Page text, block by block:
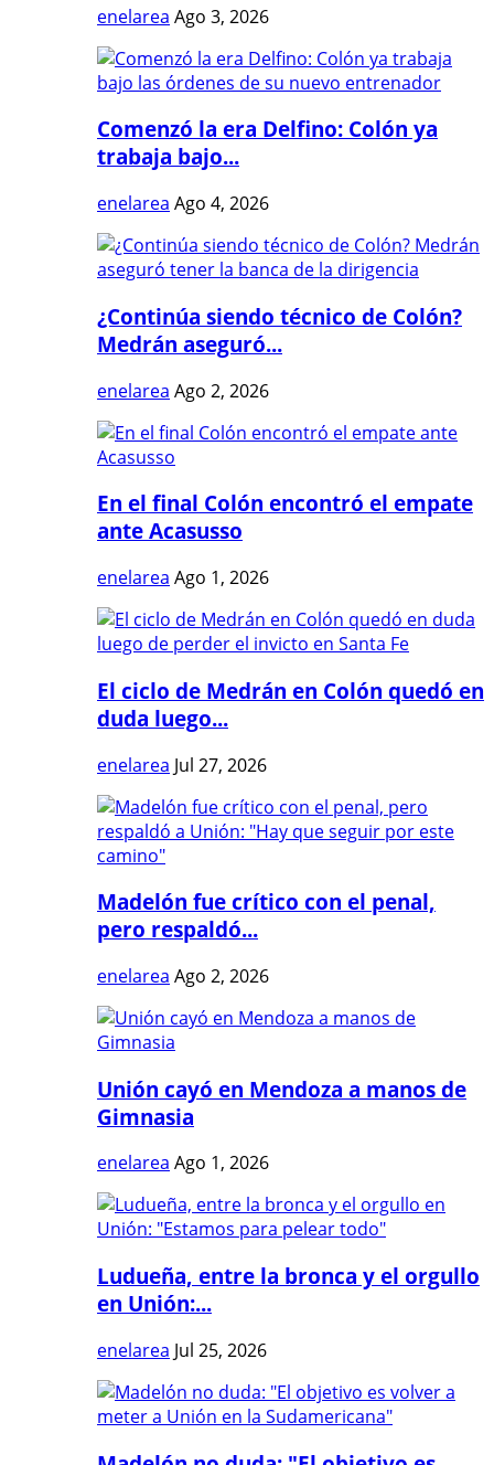
enelarea Ago 3, 2026
Comenzó la era Delfino: Colón ya
trabaja bajo...
enelarea Ago 4, 2026
¿Continúa siendo técnico de Colón?
Medrán aseguró...
enelarea Ago 2, 2026
En el final Colón encontró el empate
ante Acasusso
enelarea Ago 1, 2026
El ciclo de Medrán en Colón quedó en
duda luego...
enelarea Jul 27, 2026
Madelón fue crítico con el penal,
pero respaldó...
enelarea Ago 2, 2026
Unión cayó en Mendoza a manos de
Gimnasia
enelarea Ago 1, 2026
Ludueña, entre la bronca y el orgullo
en Unión:...
enelarea Jul 25, 2026